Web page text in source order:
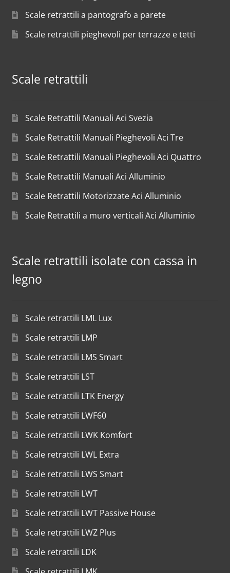
Scale retrattili a pantografo a parete
Scale retrattili pieghevoli per terrazze e tetti
Scale retrattili
Scale Retrattili Manuali Aci Svezia
Scale Retrattili Manuali Pieghevoli Aci Tre
Scale Retrattili Manuali Pieghevoli Aci Quattro
Scale Retrattili Manuali Aci Alluminio
Scale Retrattili Motorizzate Aci Alluminio
Scale Retrattili a muro verticali Aci Alluminio
Scale retrattili isolate con cassa in
legno
Scale retrattili LML Lux
Scale retrattili LMP
Scale retrattili LMS Smart
Scale retrattili LST
Scale retrattili LTK Energy
Scale retrattili LWF60
Scale retrattili LWK Komfort
Scale retrattili LWL Extra
Scale retrattili LWS Smart
Scale retrattili LWT
Scale retrattili LWT Passive House
Scale retrattili LWZ Plus
Scale retrattili LDK